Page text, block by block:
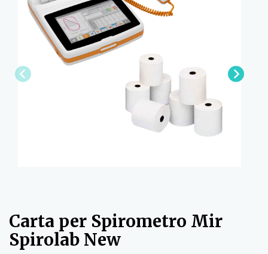
Carta per Spirometro Mir
Spirolab New